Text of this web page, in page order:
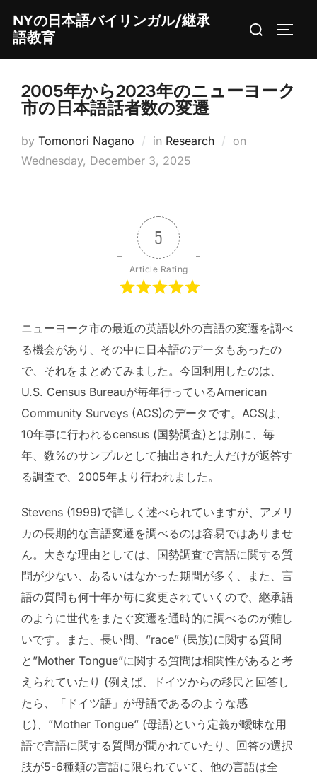
content
NYの日本語バイリンガル/継承
語教育
Search
2005年から2023年のニューヨーク
市の日本語話者数の変遷
by Tomonori Nagano in Research on
Wednesday, December 3, 2025
5
Article Rating
ニューヨーク市の最近の英語以外の言語の変遷を調べ
る機会があり、その中に日本語のデータもあったの
で、それをまとめてみました。今回利用したのは、
U.S. Census Bureauが毎年行っているAmerican
Community Surveys (ACS)のデータです。ACSは、
10年事に行われるcensus (国勢調査)とは別に、毎
年、数%のサンプルとして抽出された人だけが返答す
る調査で、2005年より行われました。
Stevens (1999)で詳しく述べられていますが、アメリ
カの長期的な言語変遷を調べるのは容易ではありませ
ん。大きな理由としては、国勢調査で言語に関する質
問が少ない、あるいはなかった期間が多く、また、言
語の質問も何十年か毎に変更されていくので、継承語
のように世代をまたぐ変遷を通時的に調べるのが難し
いです。また、長い間、”race” (民族)に関する質問
と”Mother Tongue”に関する質問は相関性があると考
えられていたり (例えば、ドイツからの移民と回答し
たら、「ドイツ語」が母語であるのような感
じ)、”Mother Tongue” (母語)という定義が曖昧な用
語で言語に関する質問が聞かれていたり、回答の選択
肢が5-6種類の言語に限られていて、他の言語は全